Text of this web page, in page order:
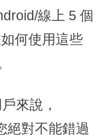
線上 5 個
何使用這些
來說，
絕對不能錯過